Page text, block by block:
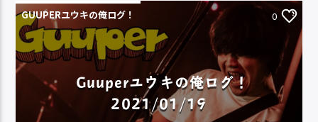
GUUPERユウキの俺ログ！ 0
Guuperユウキの俺ログ！
2021/01/19